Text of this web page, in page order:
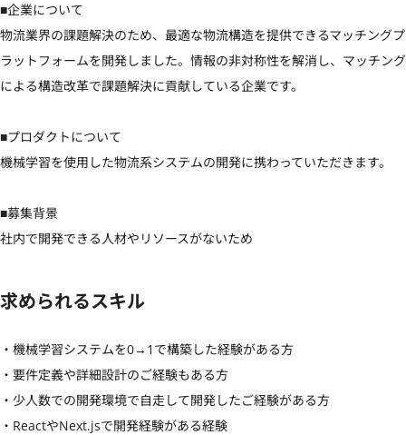
■企業について
物流業界の課題解決のため、最適な物流構造を提供できるマッチングプ
ラットフォームを開発しました。情報の非対称性を解消し、マッチング
による構造改革で課題解決に貢献している企業です。
■プロダクトについて
機械学習を使用した物流系システムの開発に携わっていただきます。
■募集背景
社内で開発できる人材やリソースがないため
求められるスキル
・機械学習システムを0→1で構築した経験がある方
・要件定義や詳細設計のご経験もある方
・少人数での開発環境で自走して開発したご経験がある方
・ReactやNext.jsで開発経験がある経験